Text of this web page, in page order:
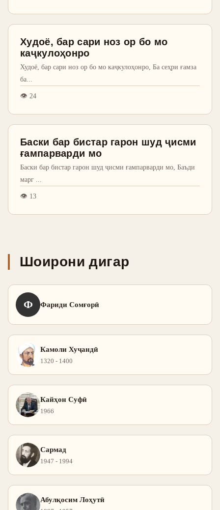
Худоё, бар сари ноз ор бо мо
каҷкулоҳонро
Худоё, бар сари ноз ор бо мо каҷкулоҳонро, Ба сеҳри ғамза
ба
👁 24
Баски бар бистар гарон шуд ҷисми
ғампарварди мо
Баски бар бистар гарон шуд ҷисми ғампарварди мо, Баъди
марг
👁 13
Шоирони дигар
Ф Фариди Сомғорӣ
Камоли Хуҷандӣ
1320 - 1400
Кайҳон Суфӣ
1966
Сармад
1947 - 1994
Абулқосим Лоҳутӣ